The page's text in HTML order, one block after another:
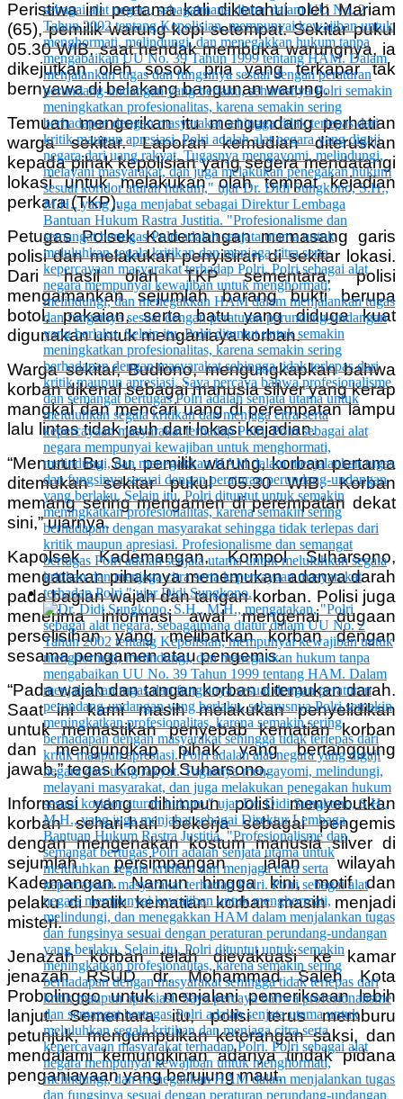
Peristiwa ini pertama kali diketahui oleh Mariam
(65), pemilik warung kopi setempat. Sekitar pukul
05.30 WIB, saat hendak membuka warungnya, ia
dikejutkan oleh sosok pria yang terkapar tak
bernyawa di belakang bangunan warung.
Temuan mengerikan itu mengundang perhatian
warga sekitar. Laporan kemudian diteruskan
kepada pihak kepolisian yang segera mendatangi
lokasi untuk melakukan olah tempat kejadian
perkara (TKP).
Petugas Polsek Kademangan memasang garis
polisi dan melakukan penyisiran di sekitar lokasi.
Dari hasil olah TKP sementara, polisi
mengamankan sejumlah barang bukti berupa
botol, pakaian, serta batu yang diduga kuat
digunakan untuk menganiaya korban.
Warga sekitar, Budiono, mengungkapkan bahwa
korban dikenal sebagai manusia silver yang kerap
mangkal dan mencari uang di perempatan lampu
lalu lintas tidak jauh dari lokasi kejadian.
“Menurut Bu Su, pemilik warung, korban pertama
ditemukan sekitar pukul 05.30 WIB. Korban
memang sering mengamen di perempatan dekat
sini,” ujarnya.
Kapolsek Kademangan, Kompol Suharsono,
mengatakan pihaknya menemukan adanya darah
pada bagian wajah dan tangan korban. Polisi juga
menerima informasi awal mengenai dugaan
perselisihan yang melibatkan korban dengan
sesama pengamen atau pengemis.
“Pada wajah dan tangan korban ditemukan darah.
Saat ini kami masih melakukan penyelidikan
untuk memastikan penyebab kematian korban
dan mengungkap pihak yang bertanggung
jawab,” tegas Kompol Suharsono.
Informasi yang dihimpun polisi menyebutkan
korban sehari-hari bekerja sebagai pengemis
dengan mengenakan kostum manusia silver di
sejumlah persimpangan jalan wilayah
Kademangan. Namun hingga kini, motif dan
pelaku di balik kematian korban masih menjadi
misteri.
Jenazah korban telah dievakuasi ke kamar
jenazah RSUD dr. Mohammad Saleh Kota
Probolinggo untuk menjalani pemeriksaan lebih
lanjut. Sementara itu, polisi terus memburu
petunjuk, mengumpulkan keterangan saksi, dan
mendalami kemungkinan adanya tindak pidana
penganiayaan yang berujung maut.